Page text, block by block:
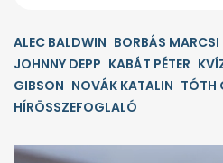
ALEC BALDWIN BORBÁS MARCSI
JOHNNY DEPP KABÁT PÉTER
GIBSON NOVÁK KATALIN TÓTH
HÍRÖSSZEFOGLALÓ